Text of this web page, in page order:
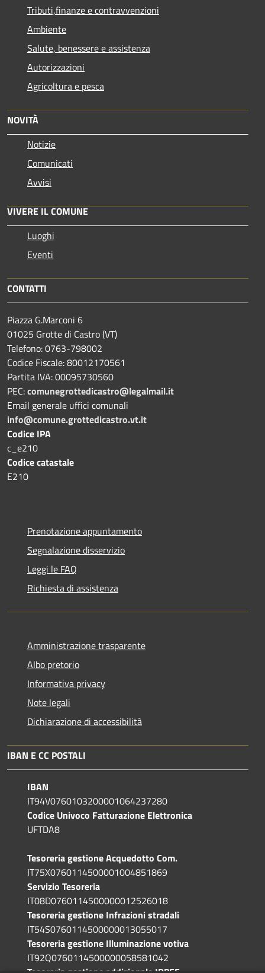
Tributi,finanze e contravvenzioni
Ambiente
Salute, benessere e assistenza
Autorizzazioni
Agricoltura e pesca
NOVITÀ
Notizie
Comunicati
Avvisi
VIVERE IL COMUNE
Luoghi
Eventi
CONTATTI
Piazza G.Marconi 6
01025 Grotte di Castro (VT)
Telefono: 0763-798002
Codice Fiscale: 80012170561
Partita IVA: 00095730560
PEC:comunegrottedicastro@legalmail.it
Email generale uffici comunali
info@comune.grottedicastro.vt.it
Codice IPA
c_e210
Codice catastale
E210
Prenotazione appuntamento
Segnalazione disservizio
Leggi le FAQ
Richiesta di assistenza
Amministrazione trasparente
Albo pretorio
Informativa privacy
Note legali
Dichiarazione di accessibilità
IBAN E CC POSTALI
IBAN
IT94V0760103200001064237280
Codice Univoco Fatturazione Elettronica
UFTDA8
Tesoreria gestione Acquedotto Com.
IT75X0760114500001004851869
Servizio Tesoreria
IT08D0760114500000012526018
Tesoreria gestione Infrazioni stradali
IT54S0760114500000013055017
Tesoreria gestione Illuminazione votiva
IT92Q0760114500000058581042